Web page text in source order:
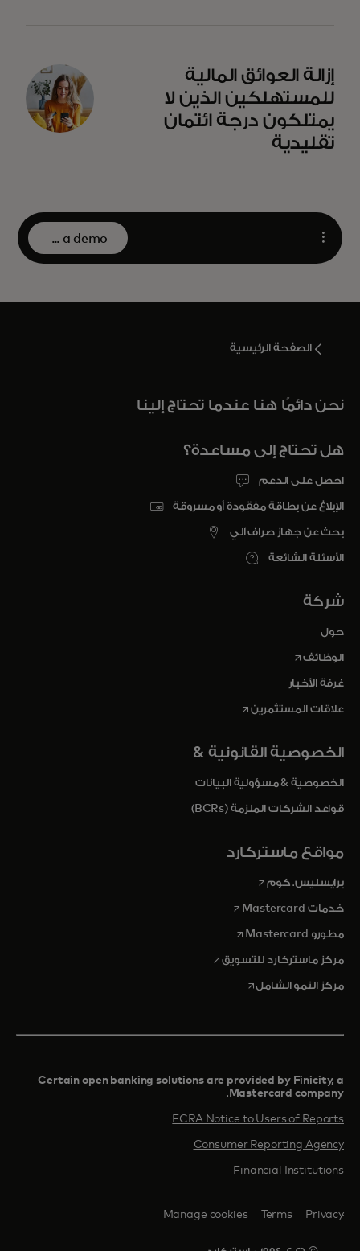
إزالة العوائق المالية
للمستهلكين الذين لا
يمتلكون درجة ائتمان
تقليدية
opens in a new tab
Open
Book a demo
الصفحة الرئيسية
نحن دائمًا هنا عندما تحتاج إلينا
هل تحتاج إلى مساعدة؟
احصل على الدعم
الإبلاغ عن بطاقة مفقودة أو مسروقة
بحث عن جهاز صراف آلي
الأسئلة الشائعة
شركة
حول
الوظائفopens in a new tab
غرفة الأخبار
علاقات المستثمرينopens in a new tab
الخصوصية القانونية &
الخصوصية & مسؤولية البيانات
قواعد الشركات الملزمة (BCRs)
مواقع ماستركارد
برايسليس. كومopens in a new tab
خدمات Mastercard opens in a new tab
مطورو Mastercard opens in a new tab
مركز ماستركارد للتسويقopens in a new tab
مركز النمو الشاملopens in a new tab
Certain open banking solutions are provided by Finicity, a
Mastercard company.​
FCRA Notice to Users of Reports
Consumer Reporting Agency
Financial Institutions
Privacy
Terms
Manage cookies